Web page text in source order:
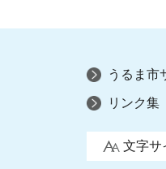
うるま市
リンク集
文字サ